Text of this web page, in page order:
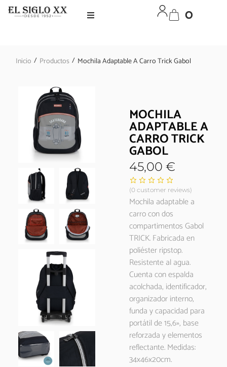
0
Inicio / Productos / Mochila Adaptable A Carro Trick Gabol
MOCHILA
ADAPTABLE A
CARRO TRICK
GABOL
45,00€
(0 customer reviews)
Mochila adaptable a
carro con dos
compartimentos Gabol
TRICK. Fabricada en
poliéster ripstop.
Resistente al agua.
Cuenta con espalda
acolchada, identificador,
organizador interno,
funda y capacidad para
portátil de 15,6», base
reforzada y elementos
reflectante. Medidas:
34x46x20cm.